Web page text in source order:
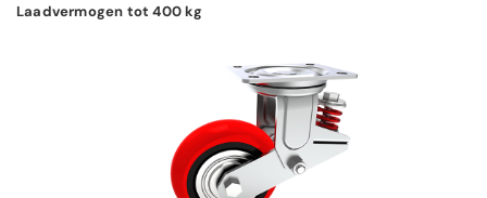
Laadvermogen tot 400 kg